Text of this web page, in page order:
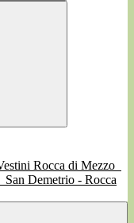
San Demetrio - Rocca